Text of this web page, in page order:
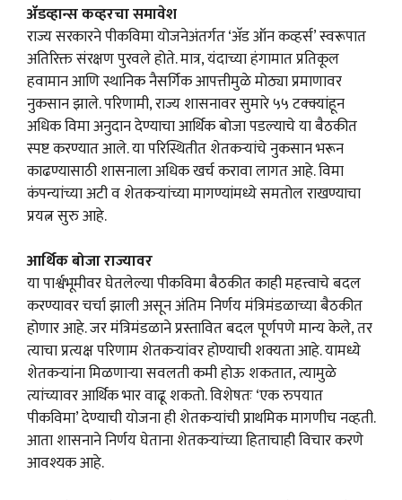
ॲडव्हान्स कव्हरचा समावेश
राज्य सरकारने पीकविमा योजनेअंतर्गत ‘अ‍ॅड ऑन कव्हर्स’ स्वरूपात
अतिरिक्त संरक्षण पुरवले होते. मात्र, यंदाच्या हंगामात प्रतिकूल
हवामान आणि स्थानिक नैसर्गिक आपत्तीमुळे मोठ्या प्रमाणावर
नुकसान झाले. परिणामी, राज्य शासनावर सुमारे ५५ टक्क्यांहून
अधिक विमा अनुदान देण्याचा आर्थिक बोजा पडल्याचे या बैठकीत
स्पष्ट करण्यात आले. या परिस्थितीत शेतकऱ्यांचे नुकसान भरून
काढण्यासाठी शासनाला अधिक खर्च करावा लागत आहे. विमा
कंपन्यांच्या अटी व शेतकऱ्यांच्या मागण्यांमध्ये समतोल राखण्याचा
प्रयत्न सुरु आहे.
आर्थिक बोजा राज्यावर
या पार्श्वभूमीवर घेतलेल्या पीकविमा बैठकीत काही महत्त्वाचे बदल
करण्यावर चर्चा झाली असून अंतिम निर्णय मंत्रिमंडळाच्या बैठकीत
होणार आहे. जर मंत्रिमंडळाने प्रस्तावित बदल पूर्णपणे मान्य केले, तर
त्याचा प्रत्यक्ष परिणाम शेतकऱ्यांवर होण्याची शक्यता आहे. यामध्ये
शेतकऱ्यांना मिळणाऱ्या सवलती कमी होऊ शकतात, त्यामुळे
त्यांच्यावर आर्थिक भार वाढू शकतो. विशेषतः ‘एक रुपयात
पीकविमा’ देण्याची योजना ही शेतकऱ्यांची प्राथमिक मागणीच नव्हती.
आता शासनाने निर्णय घेताना शेतकऱ्यांच्या हिताचाही विचार करणे
आवश्यक आहे.